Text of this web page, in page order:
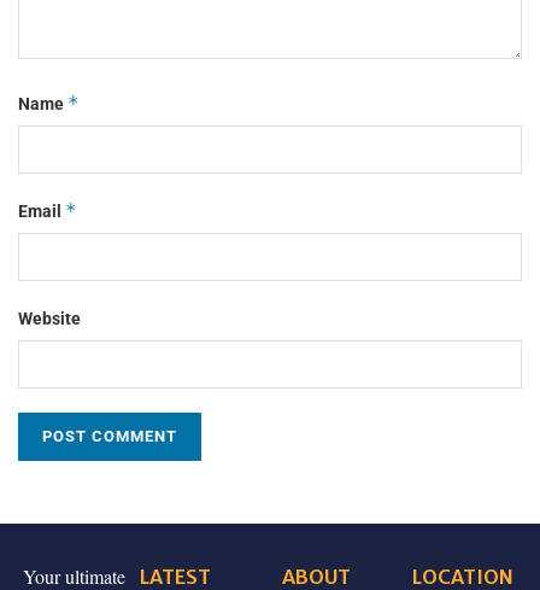
Name *
Email *
Website
Your ultimate
LATEST
ABOUT
LOCATION